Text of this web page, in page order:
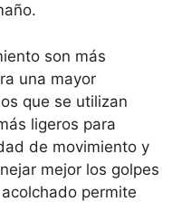
son más
una mayor
que se utilizan
ligeros para
de movimiento y
mejor los golpes
permite